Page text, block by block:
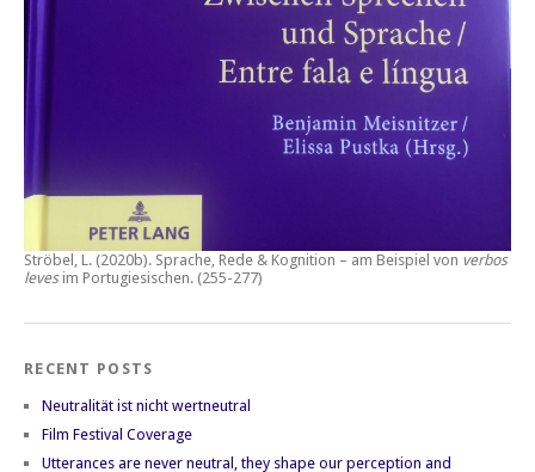
Ströbel, L. (2020b). Sprache, Rede & Kognition – am Beispiel von verbos
levesim Portugiesischen. (255-277)
RECENT POSTS
Neutralität ist nicht wertneutral
Film Festival Coverage
Utterances are never neutral, they shape our perception and